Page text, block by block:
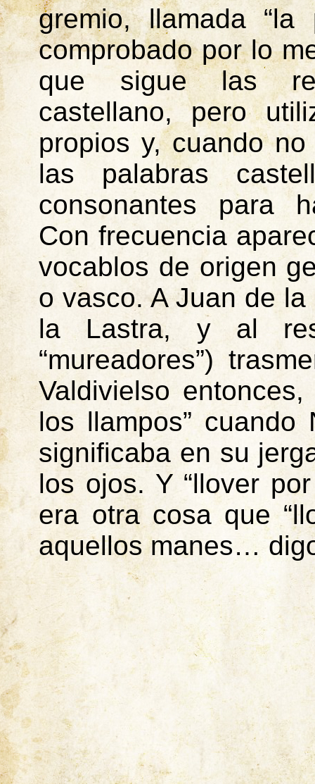
gremio, llamada “la
comprobado por lo
que sigue las
castellano, pero
propios y, cuando
las palabras
consonantes para
Con frecuencia
vocablos de origen
o vasco. A Juan de
la Lastra, y al
“mureadores”)
Valdivielso
los llampos” cuando
significaba en su
los ojos. Y “llover
era otra cosa que
aquellos manes…